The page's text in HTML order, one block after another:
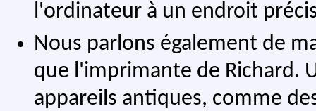
l'ordinateur à un endroit
Nous parlons également de
que l'imprimante de Richard.
appareils antiques, comme